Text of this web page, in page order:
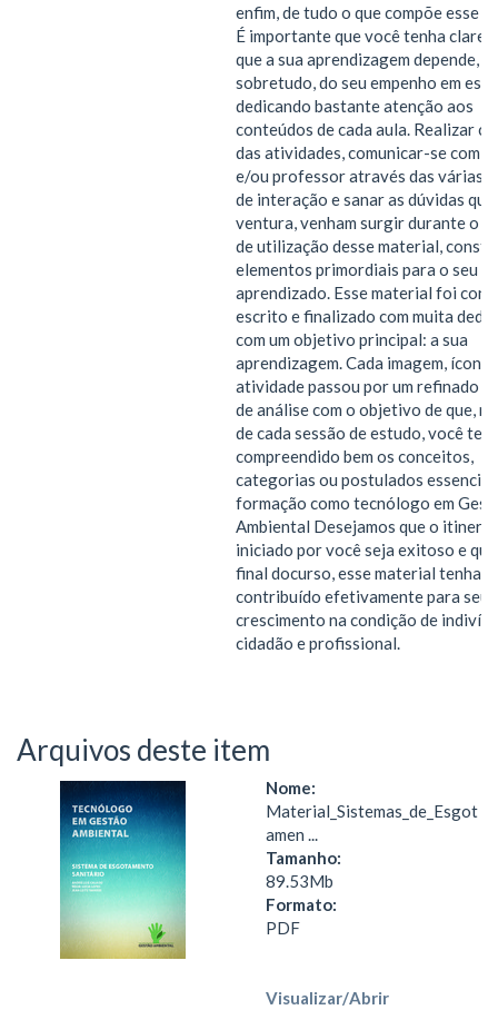
enfim, de tudo o que compõe esse
É importante que você tenha
que a sua aprendizagem depende,
sobretudo, do seu empenho em
dedicando bastante atenção aos
conteúdos de cada aula. Realizar
das atividades, comunicar-se com
e/ou professor através das várias
de interação e sanar as dúvidas
ventura, venham surgir durante o
de utilização desse material,
elementos primordiais para o seu
aprendizado. Esse material foi
escrito e finalizado com muita
com um objetivo principal: a sua
aprendizagem. Cada imagem, ícone
atividade passou por um refinado
de análise com o objetivo de que,
de cada sessão de estudo, você
compreendido bem os conceitos,
categorias ou postulados
formação como tecnólogo em
Ambiental Desejamos que o
iniciado por você seja exitoso e
final docurso, esse material tenha
contribuído efetivamente para seu
crescimento na condição de
cidadão e profissional.
Arquivos deste item
Nome:
Material_Sistemas_de_Esgot
amen ...
Tamanho:
89.53Mb
Formato:
PDF
Visualizar/Abrir